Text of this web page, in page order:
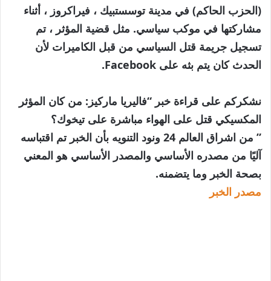
(الحزب الحاكم) في مدينة توسستبيك ، فيراكروز ، أثناء
مشاركتها في موكب سياسي. مثل قضية المؤثر ، تم
تسجيل جريمة قتل السياسي من قبل الكاميرات لأن
الحدث كان يتم بثه على Facebook.
نشكركم على قراءة خبر “فاليريا ماركيز: من كان المؤثر
المكسيكي قتل على الهواء مباشرة على تيخوك؟
” من اشراق العالم 24 ونود التنويه بأن الخبر تم اقتباسه
آليًا من مصدره الأساسي والمصدر الأساسي هو المعني
بصحة الخبر وما يتضمنه.
مصدر الخبر